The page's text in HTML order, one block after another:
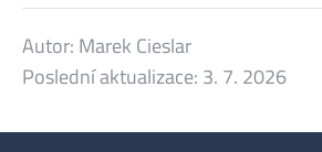
Autor: Marek Cieslar
Poslední aktualizace: 3. 7. 2026